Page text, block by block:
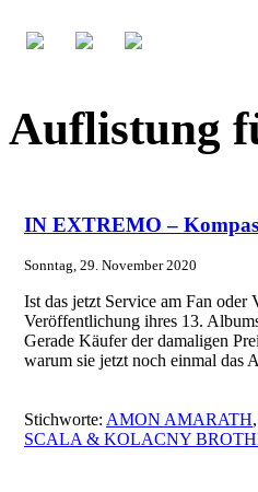
Auflistung
IN EXTREMO –
Sonntag, 29. November 2020
Ist das jetzt Service am Fan
Veröffentlichung ihres 13.
Gerade Käufer der damaligen
warum sie jetzt noch einmal das
Stichworte: AMON AMARATH,
SCALA & KOLACNY